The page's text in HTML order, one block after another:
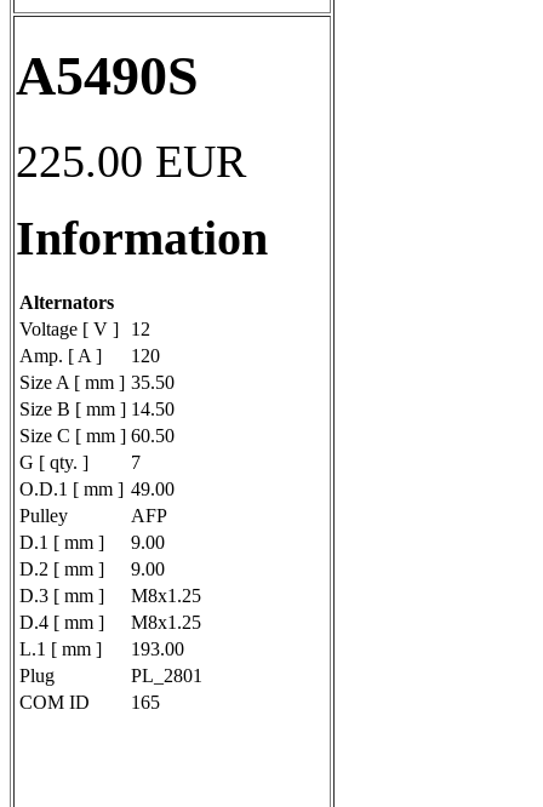
A5490S
225.00 EUR
Information
Alternators
Voltage [ V ]
12
Amp. [ A ]
120
Size A [ mm ] 35.50
Size B [ mm ] 14.50
Size C [ mm ] 60.50
G [ qty. ]
7
O.D.1 [ mm ] 49.00
Pulley
AFP
D.1 [ mm ]
9.00
D.2 [ mm ]
9.00
D.3 [ mm ]
M8x1.25
D.4 [ mm ]
M8x1.25
L.1 [ mm ]
193.00
Plug
PL_2801
COM ID
165